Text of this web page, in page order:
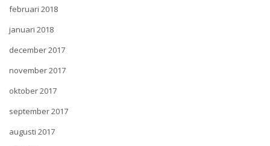
februari 2018
januari 2018
december 2017
november 2017
oktober 2017
september 2017
augusti 2017